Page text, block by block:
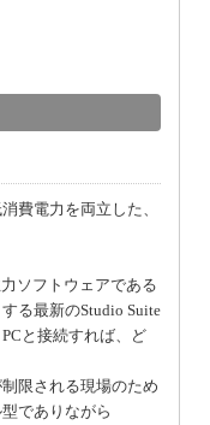
費電力を両立した、
ソフトウェアである
る最新のStudio Suite
と接続すれば、ど
限される現場のため
でありながら